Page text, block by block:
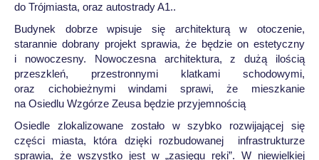
do Trójmiasta, oraz autostrady A1..
Budynek dobrze wpisuje się architekturą w otoczenie,
starannie dobrany projekt sprawia, że będzie on estetyczny
i nowoczesny. Nowoczesna architektura, z dużą ilością
przeszkleń, przestronnymi klatkami schodowymi,
oraz cichobieżnymi windami sprawi, że mieszkanie
na Osiedlu Wzgórze Zeusa będzie przyjemnością
Osiedle zlokalizowane zostało w szybko rozwijającej się
części miasta, która dzięki rozbudowanej infrastrukturze
sprawia, że wszystko jest w „zasięgu ręki”. W niewielkiej